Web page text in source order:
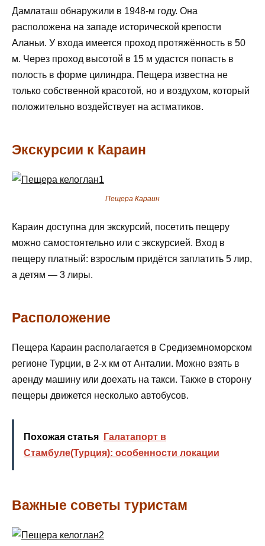
Дамлаташ обнаружили в 1948-м году. Она
расположена на западе исторической крепости
Аланьи. У входа имеется проход протяжённость в 50
м. Через проход высотой в 15 м удастся попасть в
полость в форме цилиндра. Пещера известна не
только собственной красотой, но и воздухом, который
положительно воздействует на астматиков.
Экскурсии к Караин
Пещера Караин
Караин доступна для экскурсий, посетить пещеру
можно самостоятельно или с экскурсией. Вход в
пещеру платный: взрослым придётся заплатить 5 лир,
а детям — 3 лиры.
Расположение
Пещера Караин располагается в Средиземноморском
регионе Турции, в 2-х км от Анталии. Можно взять в
аренду машину или доехать на такси. Также в сторону
пещеры движется несколько автобусов.
Похожая статья
Галатапорт в
Стамбуле(Турция): особенности локации
Важные советы туристам